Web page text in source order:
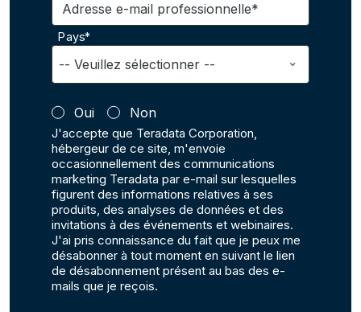
Adresse e-mail professionnelle*
Pays*
Oui Non
J'accepte que Teradata Corporation,
hébergeur de ce site, m'envoie
occasionnellement des communications
marketing Teradata par e-mail sur lesquelles
figurent des informations relatives à ses
produits, des analyses de données et des
invitations à des événements et webinaires.
J'ai pris connaissance du fait que je peux me
désabonner à tout moment en suivant le lien
de désabonnement présent au bas des e-
mails que je reçois.